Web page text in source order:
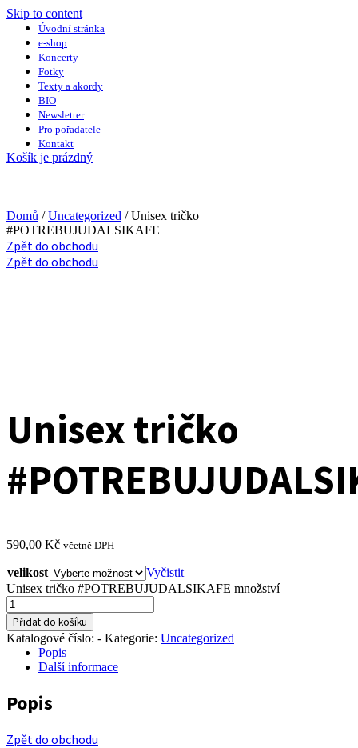
Skip to content
Úvodní stránka
e-shop
Koncerty
Fotky
Texty a akordy
BIO
Newsletter
Pro pořadatele
Kontakt
Košík je prázdný
Domů /Uncategorized / Unisex tričko
#POTREBUJUDALSIKAFE
Zpět do obchodu
Zpět do obchodu
Unisex tričko
590,00 Kč včetně DPH
velikost
Vyčistit
Unisex tričko #POTREBUJUDALSIKAFE množství
Přidat do košíku
Katalogové číslo: - Kategorie: Uncategorized
Popis
Další informace
Popis
Zpět do obchodu